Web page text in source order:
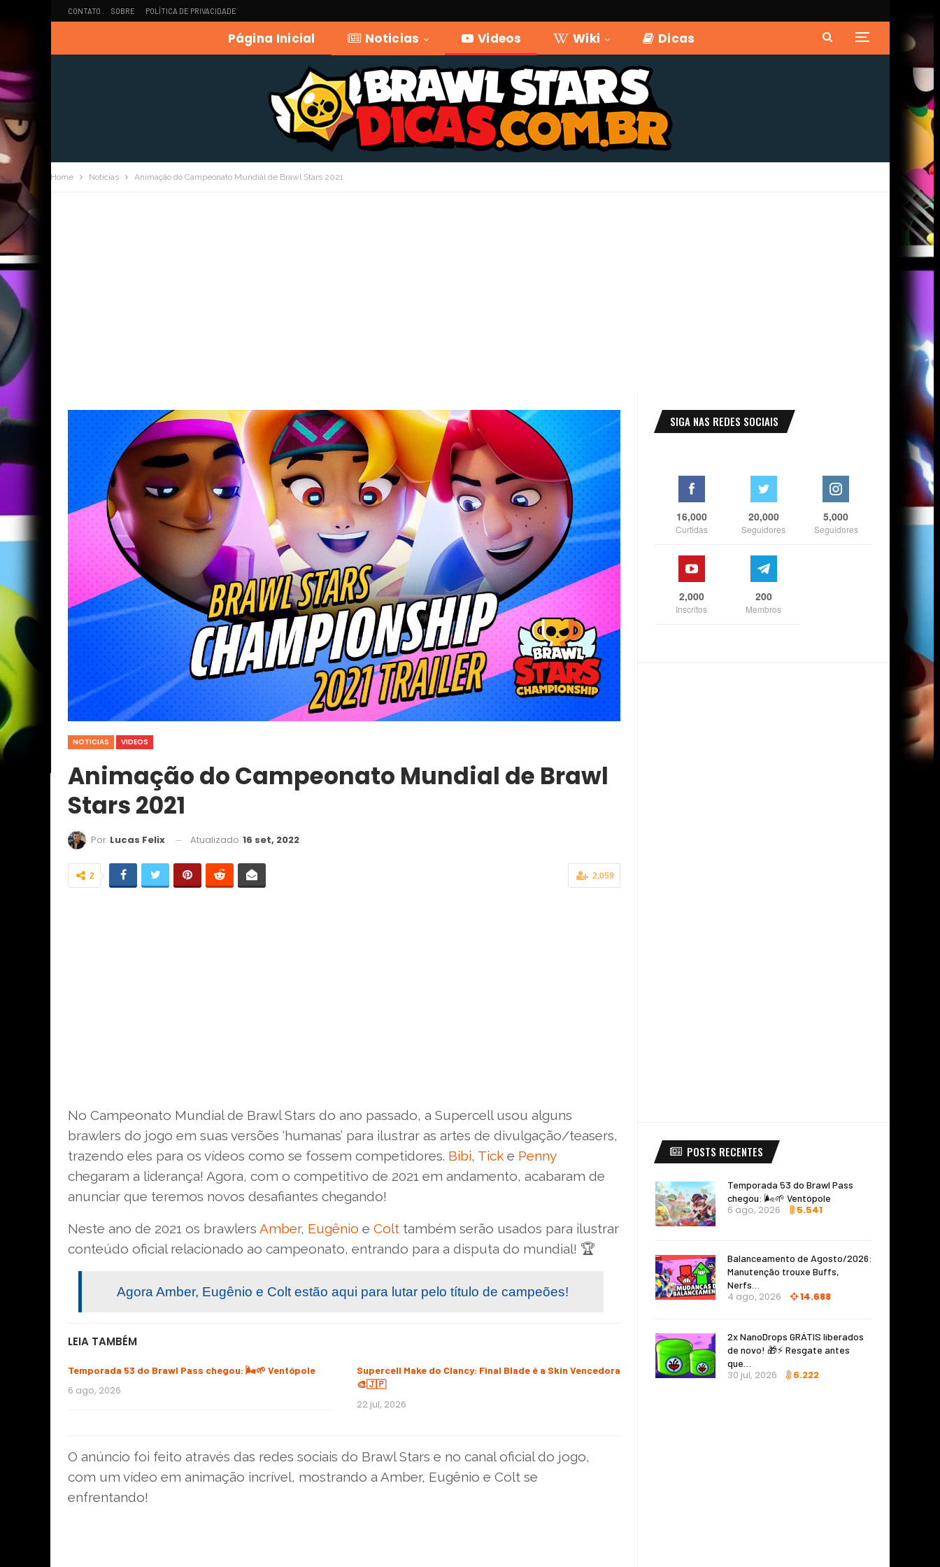
CONTATO SOBRE POLÍTICA DE PRIVACIDADE
Página Inicial Noticias Videos Wiki Dicas
Home Noticias Animação do Campeonato Mundial de Brawl Stars 2021
NOTICIAS VIDEOS
Animação do Campeonato Mundial de Brawl
Stars 2021
Por Lucas Felix Atualizado 16 set, 2022
2,059
2
No Campeonato Mundial de Brawl Stars do ano passado, a Supercell usou alguns
brawlers do jogo em suas versões ‘humanas’ para ilustrar as artes de divulgação/teasers,
trazendo eles para os vídeos como se fossem competidores. Bibi, Tick e Penny
chegaram a liderança! Agora, com o competitivo de 2021 em andamento, acabaram de
anunciar que teremos novos desafiantes chegando!
Neste ano de 2021 os brawlers Amber, Eugênio e Colt também serão usados para ilustrar
conteúdo oficial relacionado ao campeonato, entrando para a disputa do mundial! 🏆
Agora Amber, Eugênio e Colt estão aqui para lutar pelo título de campeões!
LEIA TAMBÉM
Temporada 53 do Brawl Pass chegou: 🌬️🌱 Ventópole
6 ago, 2026
Supercell Make do Clancy: Final Blade é a Skin Vencedora
🎨🇯🇵
22 jul, 2026
O anúncio foi feito através das redes sociais do Brawl Stars e no canal oficial do jogo,
com um vídeo em animação incrível, mostrando a Amber, Eugênio e Colt se
enfrentando!
SIGA NAS REDES SOCIAIS
16,000
Curtidas
20,000
Seguidores
5,000
Seguidores
2,000
Inscritos
200
Membros
POSTS RECENTES
Temporada 53 do Brawl Pass
chegou: 🌬️🌱 Ventópole
6 ago, 2026 5.541
Balanceamento de Agosto/2026:
Manutenção trouxe Buffs,
Nerfs…
4 ago, 2026 14.688
2x NanoDrops GRÁTIS liberados
de novo! 🎁⚡ Resgate antes
que…
30 jul, 2026 6.222